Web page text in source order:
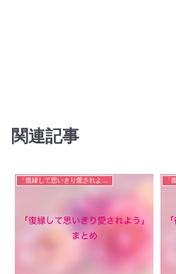
関連記事
「復縁して思いきり愛されよう」まとめ